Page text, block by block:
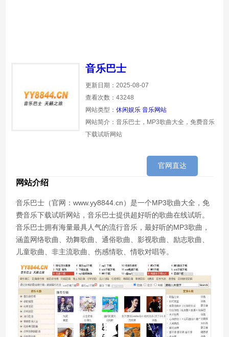
音乐巴士
更新日期：2025-08-07
查看次数：43248
网站类型：休闲娱乐 音乐网站
网站简介：音乐巴士，MP3歌曲大全，免费音乐
下载试听网站
官网直达
网站介绍
音乐巴士（官网：www.yy8844.cn）是一个MP3歌曲大全，免
费音乐下载试听网站，音乐巴士提供超好听的歌曲在线试听。
音乐巴士拥有海量最具人气的流行音乐，最好听的MP3歌曲，
涵盖网络歌曲、劲舞歌曲、通俗歌曲、影视歌曲、励志歌曲、
儿童歌曲、非主流歌曲、伤感情歌、情歌对唱等。